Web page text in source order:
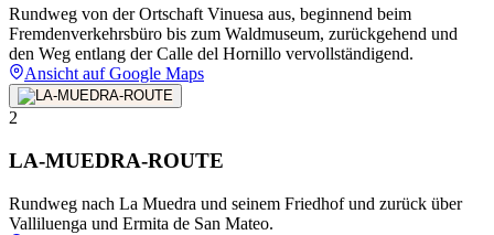
Rundweg von der Ortschaft Vinuesa aus, beginnend beim
Fremdenverkehrsbüro bis zum Waldmuseum, zurückgehend und
den Weg entlang der Calle del Hornillo vervollständigend.
Ansicht auf Google Maps
2
LA-MUEDRA-ROUTE
Rundweg nach La Muedra und seinem Friedhof und zurück über
Valliluenga und Ermita de San Mateo.